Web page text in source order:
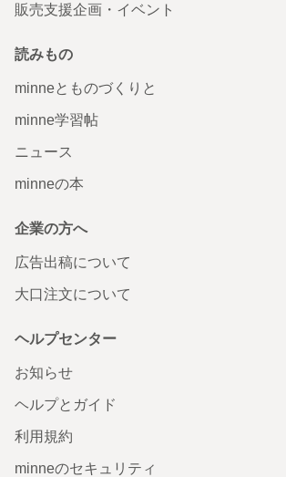
販売支援企画・イベント
読みもの
minneとものづくりと
minne学習帖
ニュース
minneの本
企業の方へ
広告出稿について
大口注文について
ヘルプセンター
お知らせ
ヘルプとガイド
利用規約
minneのセキュリティ